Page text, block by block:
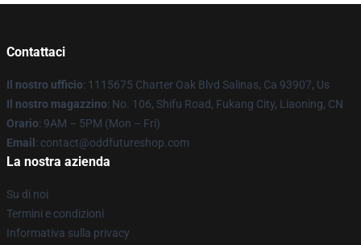
Contattaci
Il nostro ufficio: 1115675 Charter Oak Blvd Salinas, Ca 93907, Us
Il nostro magazzino: No. 106, Shifu Road, Fukang City, Liaoning, CN
Orario: 9AM – 5PM (Mon – Fri)
Email : contact@oddfutureshop.com
La nostra azienda
Su di noi
Termini e condizioni
Informativa sulla privacy